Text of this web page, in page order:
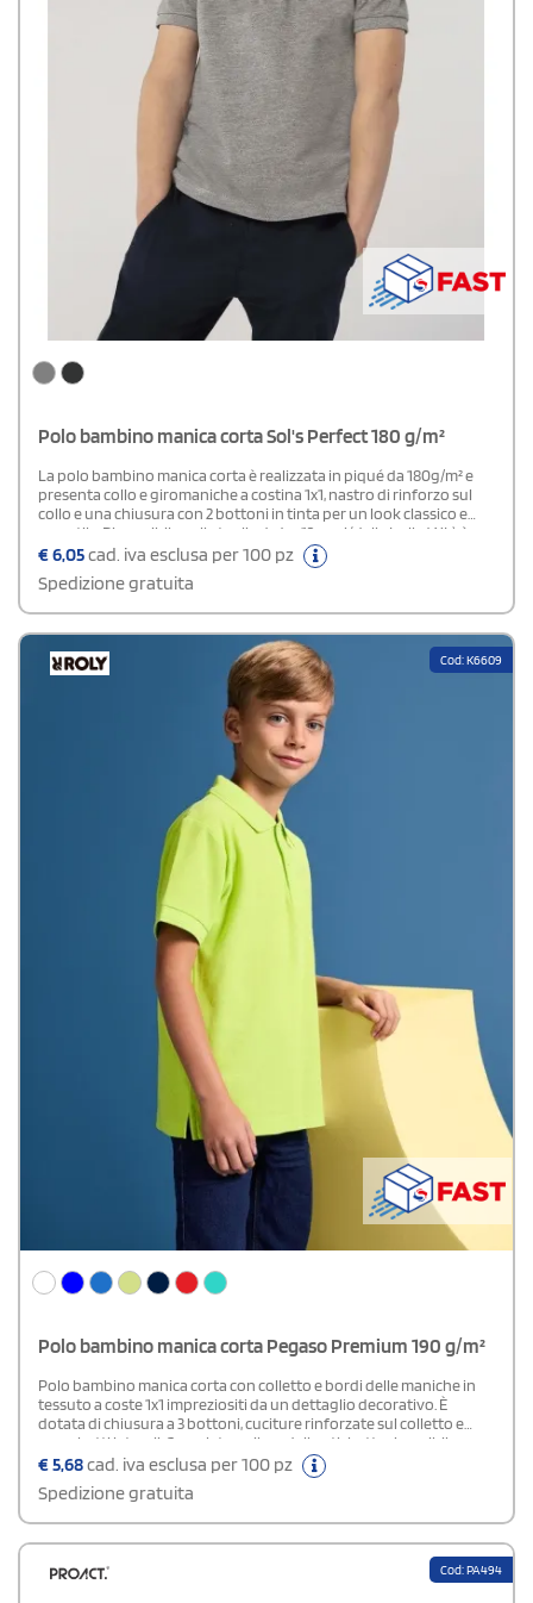
Polo bambino manica corta Sol's Perfect 180 g/m²
La polo bambino manica corta è realizzata in piqué da 180g/m² e
presenta collo e giromaniche a costina 1x1, nastro di rinforzo sul
collo e una chiusura con 2 bottoni in tinta per un look classico e
versatile. Disponibile nelle taglie da 4 a 12 anni (dalla L alla 4XL), è
certificata OEKO-TEX® standard 100 e PETA - Approved Vegan.
€6,05cad. iva esclusa per 100 pz
Spedizione gratuita
Cod: K6609
Polo bambino manica corta Pegaso Premium 190 g/m²
Polo bambino manica corta con colletto e bordi delle maniche in
tessuto a coste 1x1 impreziositi da un dettaglio decorativo. È
dotata di chiusura a 3 bottoni, cuciture rinforzate sul colletto e
spacchetti laterali. Completano il modello etichetta rimovibile e
trattamento antipelucchi.
€5,68cad. iva esclusa per 100 pz
Spedizione gratuita
Cod: PA494